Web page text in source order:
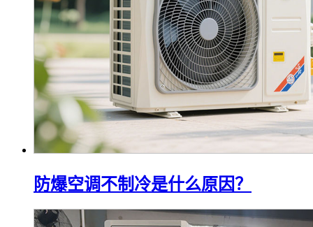
防爆空调不制冷是什么原因？